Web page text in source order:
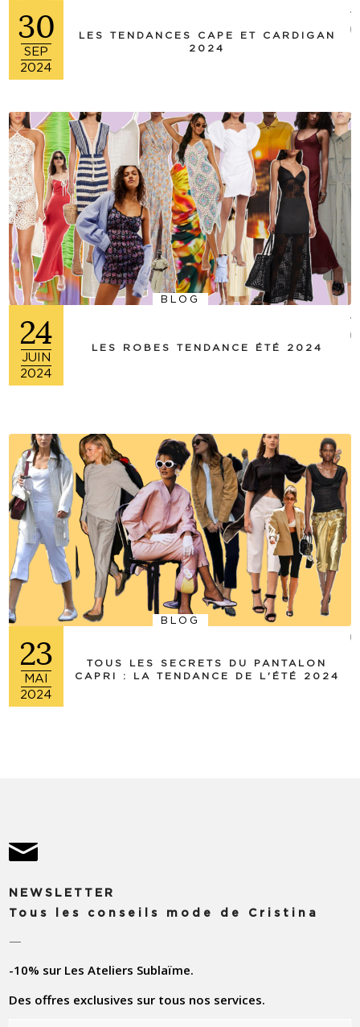
30
SEP
2024
LES TENDANCES CAPE ET CARDIGAN
2024
(+)
BLOG
24
JUIN
2024
LES ROBES TENDANCE ÉTÉ 2024
(+)
BLOG
23
MAI
2024
TOUS LES SECRETS DU PANTALON
CAPRI : LA TENDANCE DE L'ÉTÉ 2024
(+)
NEWSLETTER
Tous les conseils mode de Cristina
—
-10% sur Les Ateliers Sublaïme.
Des offres exclusives sur tous nos services.